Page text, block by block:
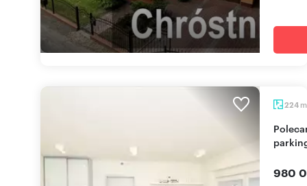
224 m
Polecam dom z lokalem usługowym, ogród,
980